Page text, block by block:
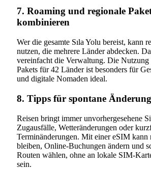
7. Roaming und regionale
kombinieren
Wer die gesamte Sıla Yolu bereist, kann
nutzen, die mehrere Länder abdecken.
vereinfacht die Verwaltung. Die Nutzung
Pakets für 42 Länder ist besonders für
und digitale Nomaden ideal.
8. Tipps für spontane
Reisen bringt immer unvorhergesehene
Zugausfälle, Wetteränderungen oder
Terminänderungen. Mit einer eSIM kann
bleiben, Online-Buchungen ändern und
Routen wählen, ohne an lokale SIM-
sein.